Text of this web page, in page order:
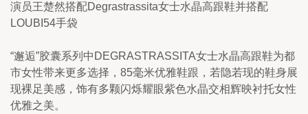
演员王楚然搭配Degrastrassita女士水晶高跟鞋并搭配
LOUBI54手袋
“邂逅”胶囊系列中DEGRASTRASSITA女士水晶高跟鞋为都
市女性带来更多选择，85毫米优雅鞋跟，若隐若现的鞋身展
现裸足美感，饰有多颗闪烁耀眼紫色水晶交相辉映衬托女性
优雅之美。